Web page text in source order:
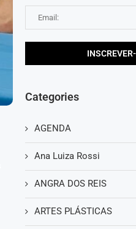
Categories
AGENDA
Ana Luiza Rossi
ANGRA DOS REIS
ARTES PLÁSTICAS